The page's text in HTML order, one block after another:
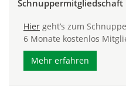
Schnuppermitgliedschaft
Hier geht’s zum
6 Monate kostenlos
Mehr erfahren